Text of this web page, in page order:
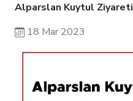
Alparslan Kuytul Ziyareti
18 Mar 2023